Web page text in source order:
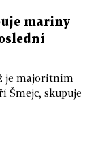
mariny
je majoritním
Šmejc, skupuje